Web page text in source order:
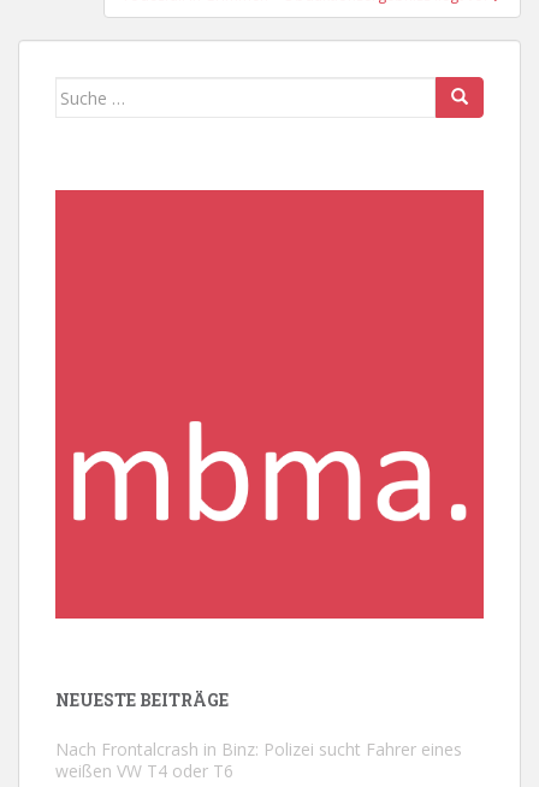
Suche
NEUESTE BEITRÄGE
Nach Frontalcrash in Binz: Polizei sucht Fahrer eines
weißen VW T4 oder T6